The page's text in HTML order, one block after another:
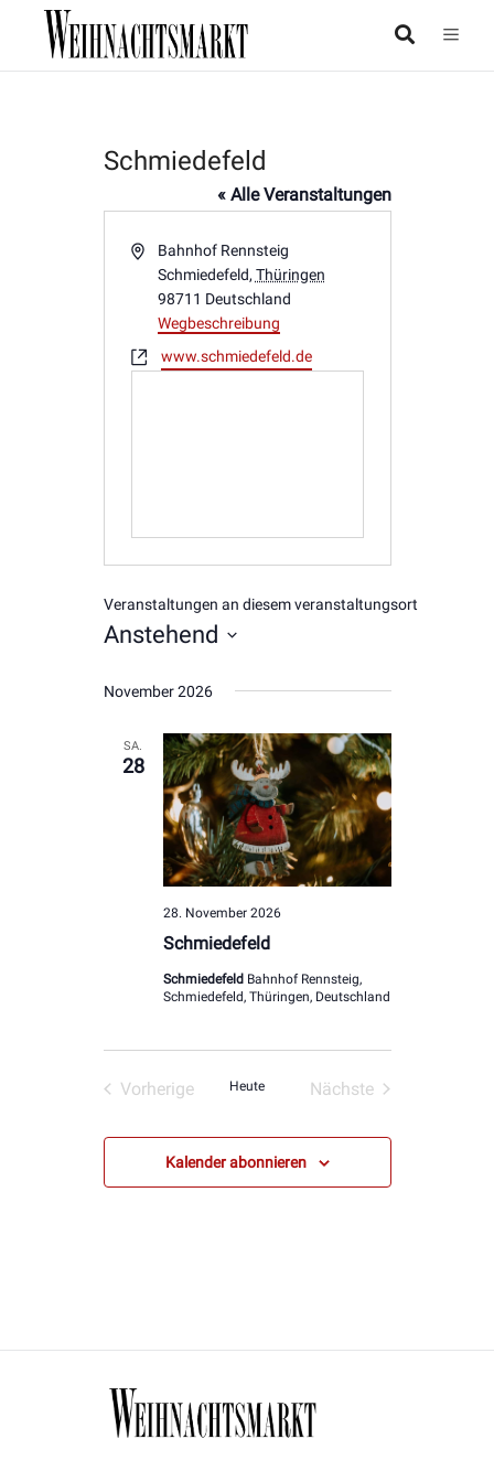
Schmiedefeld
« Alle Veranstaltungen
AdresseBahnhof Rennsteig
Schmiedefeld, Thüringen
98711 Deutschland
Wegbeschreibung
Webseitewww.schmiedefeld.de
Veranstaltungen an diesem veranstaltungsort
Anstehend
wählen.
November 2026
SA.
28
Schmiedefeld
28. November 2026
Schmiedefeld Bahnhof Rennsteig,
Schmiedefeld, Thüringen, Deutschland
Vorherige
Heute
Nächste
Kalender abonnieren